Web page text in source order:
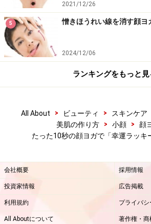
2021/12/26
5 憎きほうれい線を消す顔ヨ
2024/12/06
ランキングをもっと見
All About > ビューティ > スキンケア
美肌の作り方
> 小顔 > 顔
たった10秒の顔ヨガで「幸運ラッキ
会社概要 採用情報
投資家情報 広告掲載
利用規約 プライバ
All Aboutについて 著作権・商